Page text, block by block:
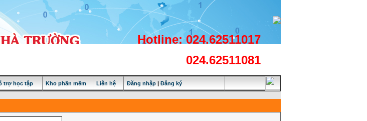
Hotline: 024.62511017
024.62511081
trợ học tập Kho phần mềm Liên hệ Đăng nhập | Đăng ký